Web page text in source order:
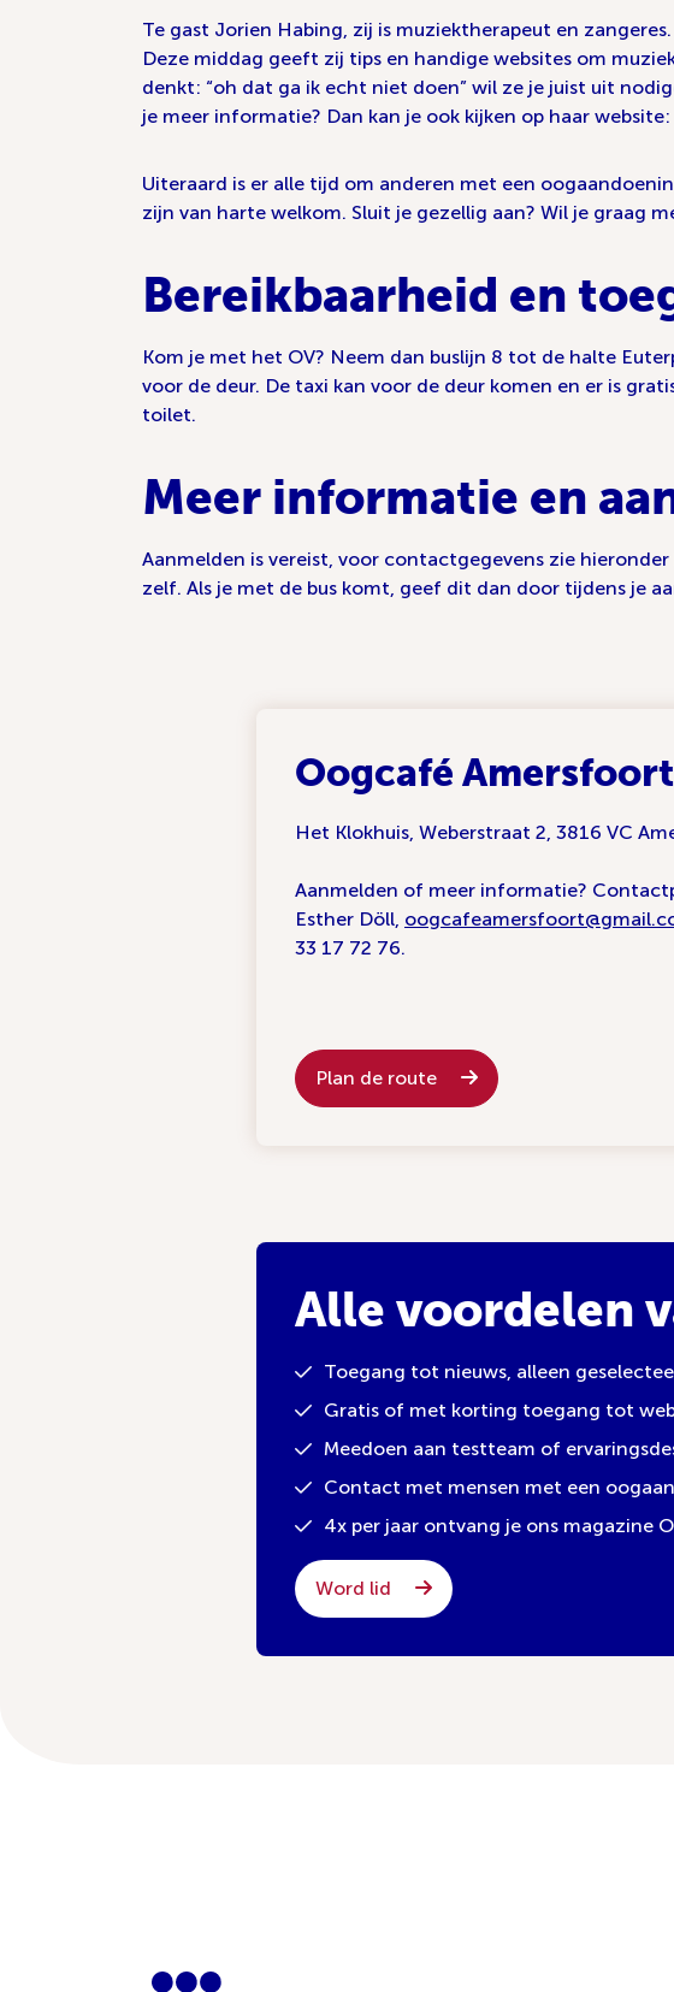
Te gast Jorien Habing, zij is muziektherapeut en zangeres.
Deze middag geeft zij tips en handige websites om
denkt: “oh dat ga ik echt niet doen” wil ze je juist uit
je meer informatie? Dan kan je ook kijken op haar
Uiteraard is er alle tijd om anderen met een
zijn van harte welkom. Sluit je gezellig aan? Wil je graag
Bereikbaarheid en
Kom je met het OV? Neem dan buslijn 8 tot de halte
voor de deur. De taxi kan voor de deur komen en er is
toilet.
Meer informatie en
Aanmelden is vereist, voor contactgegevens zie
zelf. Als je met de bus komt, geef dit dan door tijdens je
Oogcafé Amersfoort
Het Klokhuis, Weberstraat 2, 3816 VC
Aanmelden of meer informatie?
Esther Döll,
33 17 72 76.
Plan de route
Alle voordelen
Toegang tot nieuws, alleen
Gratis of met korting toegang tot
Meedoen aan testteam of
Contact met mensen met een
4x per jaar ontvang je ons magazine
Word lid